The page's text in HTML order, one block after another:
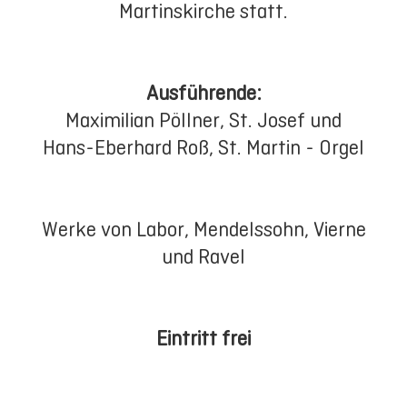
Martinskirche statt.
Ausführende:
Maximilian Pöllner, St. Josef und
Hans-Eberhard Roß, St. Martin - Orgel
Werke von Labor, Mendelssohn, Vierne
und Ravel
Eintritt frei